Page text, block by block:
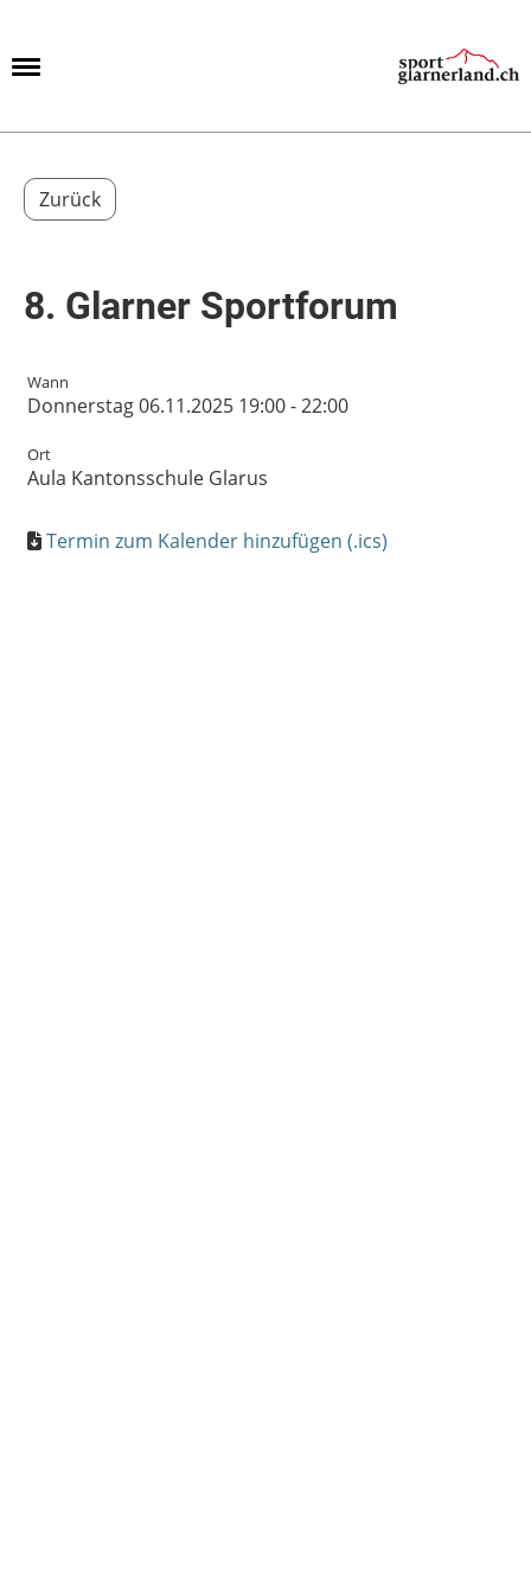
Zurück
8. Glarner Sportforum
Wann
Donnerstag 06.11.2025 19:00 - 22:00
Ort
Aula Kantonsschule Glarus
Termin zum Kalender hinzufügen (.ics)